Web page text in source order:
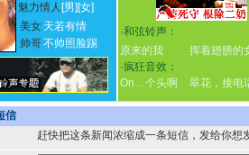
魅力情人 [男] [女]
美女 天若有情
帅哥不帅照脸踢
·和弦铃声：
原来的我
挥着翅膀的
·疯狂音效：
On…个头啊
翠花，接
信
赶快把这条新闻浓缩成一条短信，发给你想